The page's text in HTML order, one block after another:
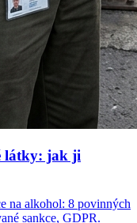
látky: jak ji
na alkohol: 8 povinných
sankce, GDPR.